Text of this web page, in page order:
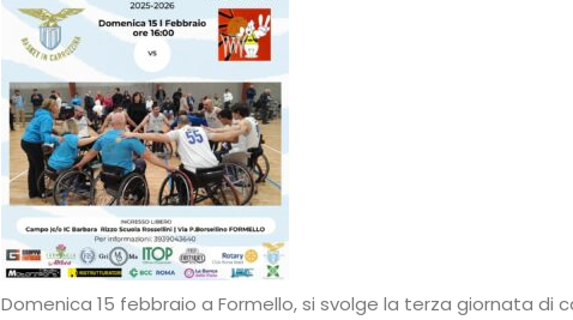
Domenica 15 febbraio a Formello, si svolge la terza giornata